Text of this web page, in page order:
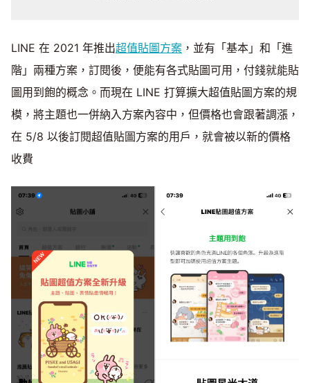
LINE 在 2021 年推出超值貼圖方案 ，並有「基本」和「進
階」兩種方案，訂閱後，便能有各式貼圖可用，付錢就能貼
圖用到飽的概念。而現在 LINE 打算擴大超值貼圖方案的規
模，將主題也一併納入方案內容中，但價格也會跟著調漲，
在 5/8 以後訂閱超值貼圖方案的用戶，就會被以新的價格
收費